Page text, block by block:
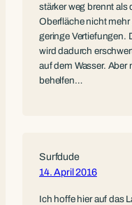
stärker weg brennt als
Oberfläche nicht
geringe Vertiefungen.
wird dadurch
auf dem Wasser. Aber
behelfen…
Surfdude
14. April 2016
Ich hoffe hier auf das